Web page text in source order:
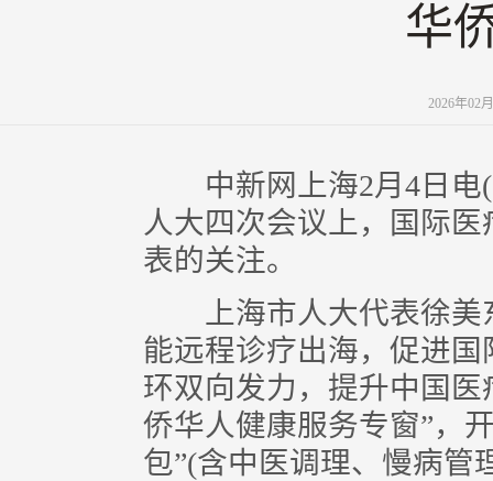
华
2026年02
中新网上海2月4日电(
人大四次会议上，国际
表的关注。
上海市人大代表徐美
能远程诊疗出海，促进
环双向发力，提升中国
侨华人健康服务专窗”，
包”(含中医调理、慢病管